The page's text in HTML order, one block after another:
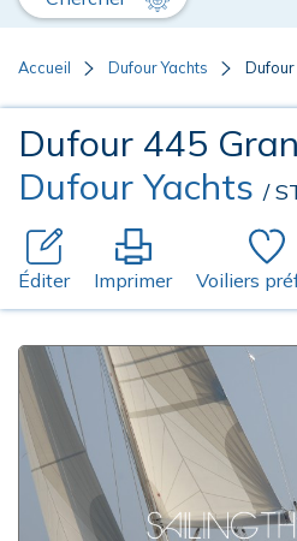
Accueil Dufour Yachts
Dufour 445
Dufour Yachts /
Éditer Imprimer Voiliers